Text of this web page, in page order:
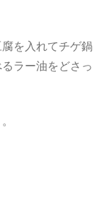
を入れてチゲ鍋
ラー油をどさっ